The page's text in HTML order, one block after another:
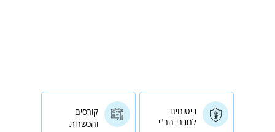
ביטוחים
לחברי הר"י
קורסים
והכשרות